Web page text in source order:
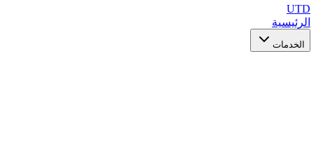
UTD
الرئيسية
الخدمات